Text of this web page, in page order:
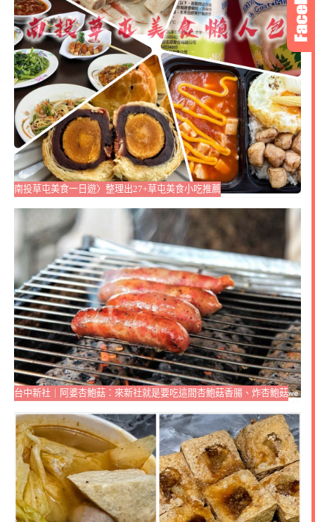
南投草屯美食一日遊〉整理出27+草屯美食小吃推薦
台中新社｜阿婆杏鮑菇：來新社就是要吃這間杏鮑菇香腸、炸杏鮑菇